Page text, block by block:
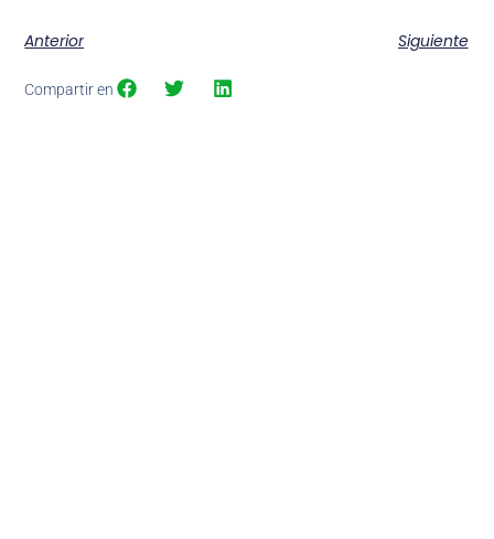
Anterior Siguiente
Compartir en